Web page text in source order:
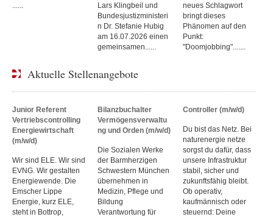
Lars Klingbeil und
Bundesjustizministeri
n Dr. Stefanie Hubig
am 16.07.2026 einen
gemeinsamen......
neues Schlagwort
bringt dieses
Phänomen auf den
Punkt:
"Doomjobbing".......
Aktuelle Stellenangebote
Junior Referent
Vertriebscontrolling
Energiewirtschaft
(m/w/d)
Wir sind ELE. Wir sind
EVNG. Wir gestalten
Energiewende. Die
Emscher Lippe
Energie, kurz ELE,
steht in Bottrop,
Bilanzbuchalter
Vermögensverwaltu
ng und Orden (m/w/d)
Die Sozialen Werke
der Barmherzigen
Schwestern München
übernehmen in
Medizin, Pflege und
Bildung
Verantwortung für
Controller (m/w/d)
Du bist das Netz. Bei
naturenergie netze
sorgst du dafür, dass
unsere Infrastruktur
stabil, sicher und
zukunftsfähig bleibt.
Ob operativ,
kaufmännisch oder
steuernd: Deine